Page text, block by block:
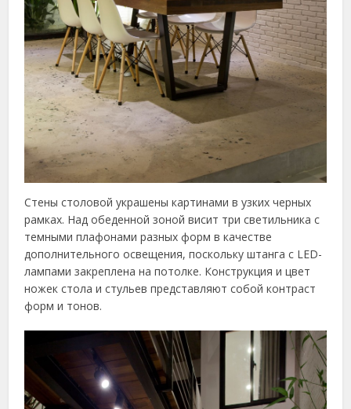
Стены столовой украшены картинами в узких черных
рамках. Над обеденной зоной висит три светильника с
темными плафонами разных форм в качестве
дополнительного освещения, поскольку штанга с LED-
лампами закреплена на потолке. Конструкция и цвет
ножек стола и стульев представляют собой контраст
форм и тонов.